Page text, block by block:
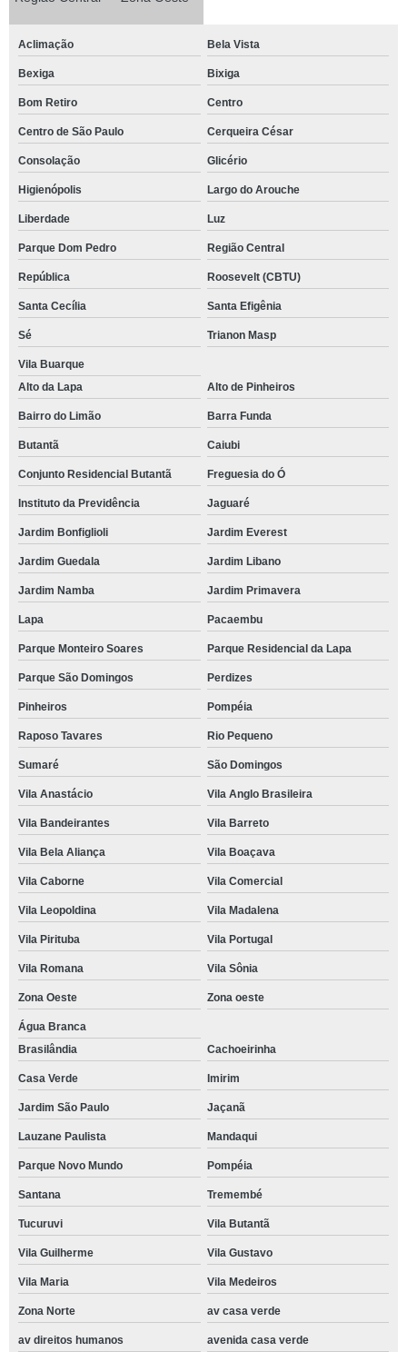
Aclimação Bela Vista
Bexiga Bixiga
Bom Retiro Centro
Centro de São Paulo Cerqueira César
Consolação Glicério
Higienópolis Largo do Arouche
Liberdade Luz
Parque Dom Pedro Região Central
República Roosevelt (CBTU)
Santa Cecília Santa Efigênia
Sé Trianon Masp
Vila Buarque
Alto da Lapa
Alto de Pinheiros
Bairro do Limão Barra Funda
Butantã Caiubi
Conjunto Residencial Butantã Freguesia do Ó
Instituto da Previdência Jaguaré
Jardim Bonfiglioli Jardim Everest
Jardim Guedala Jardim Libano
Jardim Namba Jardim Primavera
Lapa Pacaembu
Parque Monteiro Soares Parque Residencial da Lapa
Parque São Domingos Perdizes
Pinheiros Pompéia
Raposo Tavares Rio Pequeno
Sumaré São Domingos
Vila Anastácio Vila Anglo Brasileira
Vila Bandeirantes Vila Barreto
Vila Bela Aliança Vila Boaçava
Vila Caborne Vila Comercial
Vila Leopoldina Vila Madalena
Vila Pirituba Vila Portugal
Vila Romana Vila Sônia
Zona Oeste Zona oeste
Água Branca
Brasilândia
Cachoeirinha
Casa Verde Imirim
Jardim São Paulo Jaçanã
Lauzane Paulista Mandaqui
Parque Novo Mundo Pompéia
Santana Tremembé
Tucuruvi Vila Butantã
Vila Guilherme Vila Gustavo
Vila Maria Vila Medeiros
Zona Norte av casa verde
av direitos humanos avenida casa verde